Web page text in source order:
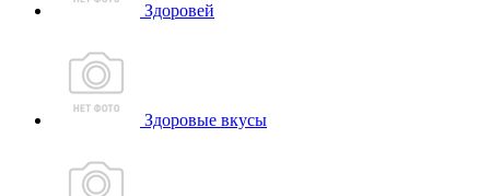
Здоровей
Здоровые вкусы